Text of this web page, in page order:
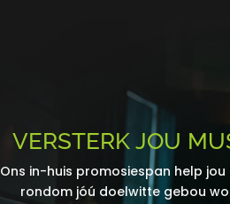
VERSTERK JOU
Ons in-huis promosiespan help
rondom jóú doelwitte gebou